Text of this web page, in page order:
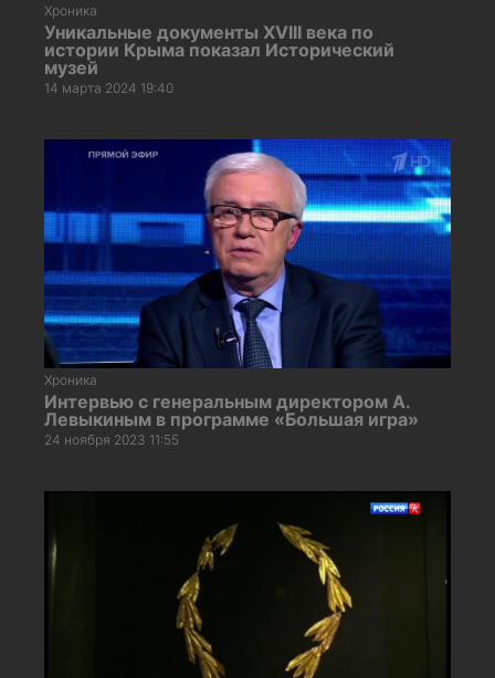
Хроника
Уникальные документы XVIII века по
истории Крыма показал Исторический
музей
14 марта 2024 19:40
Хроника
Интервью с генеральным директором А.
Левыкиным в программе «Большая игра»
24 ноября 2023 11:55